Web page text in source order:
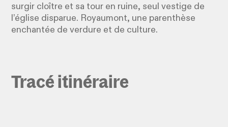
surgir cloître et sa tour en ruine, seul vestige de
l’église disparue. Royaumont, une parenthèse
enchantée de verdure et de culture.
Tracé itinéraire